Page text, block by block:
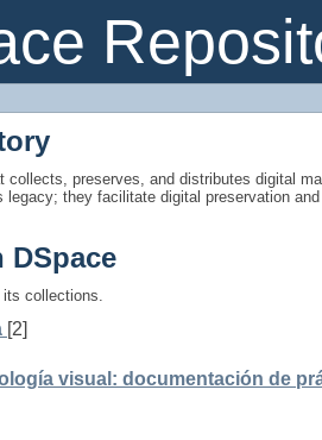
collects, preserves, and distributes digital
legacy; they facilitate digital preservation
DSpace
collections.
[2]
visual: documentación de